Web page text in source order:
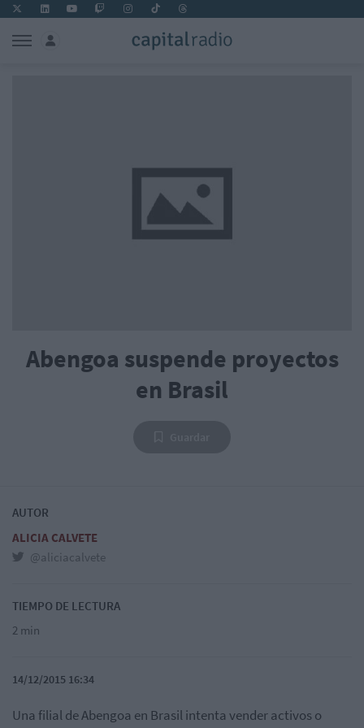
Abengoa suspende proyectos
en Brasil
AUTOR
ALICIA CALVETE
@aliciacalvete
TIEMPO DE LECTURA
2 min
14/12/2015 16:34
Una filial de Abengoa en Brasil intenta vender activos o